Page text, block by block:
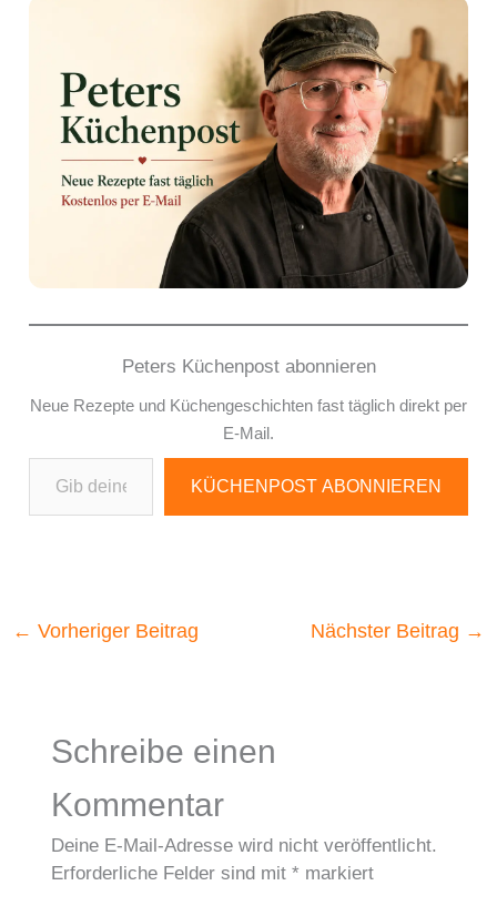
Peters Küchenpost abonnieren
Neue Rezepte und Küchengeschichten fast täglich direkt per
E-Mail.
Gib deine E-Mail-Adresse ein ...
KÜCHENPOST ABONNIEREN
← Vorheriger Beitrag Nächster Beitrag →
Schreibe einen
Kommentar
Deine E-Mail-Adresse wird nicht veröffentlicht.
Erforderliche Felder sind mit * markiert